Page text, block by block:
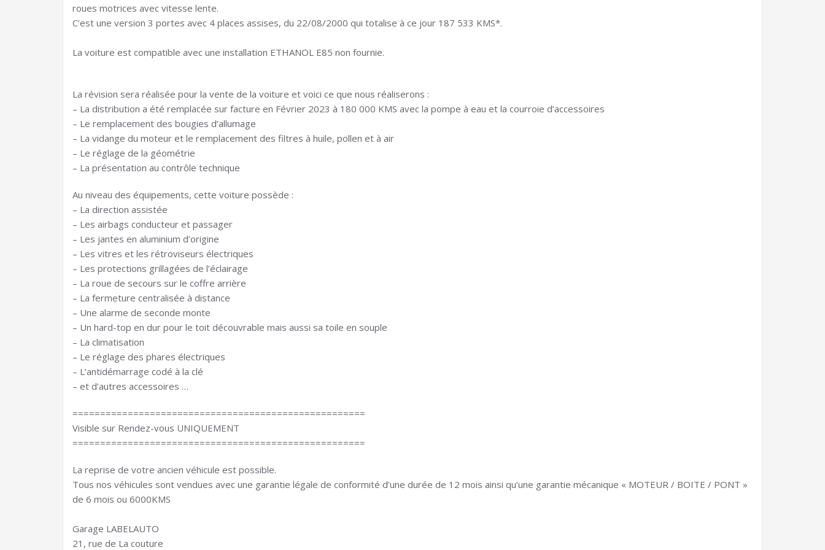
roues motrices avec vitesse lente.
C’est une version 3 portes avec 4 places assises, du 22/08/2000 qui totalise à ce jour 187 533 KMS*.
La voiture est compatible avec une installation ETHANOL E85 non fournie.
La révision sera réalisée pour la vente de la voiture et voici ce que nous réaliserons :
– La distribution a été remplacée sur facture en Février 2023 à 180 000 KMS avec la pompe à eau et la courroie d’accessoires
– Le remplacement des bougies d’allumage
– La vidange du moteur et le remplacement des filtres à huile, pollen et à air
– Le réglage de la géométrie
– La présentation au contrôle technique
Au niveau des équipements, cette voiture possède :
– La direction assistée
– Les airbags conducteur et passager
– Les jantes en aluminium d’origine
– Les vitres et les rétroviseurs électriques
– Les protections grillagées de l’éclairage
– La roue de secours sur le coffre arrière
– La fermeture centralisée à distance
– Une alarme de seconde monte
– Un hard-top en dur pour le toit découvrable mais aussi sa toile en souple
– La climatisation
– Le réglage des phares électriques
– L’antidémarrage codé à la clé
– et d’autres accessoires …
=====================================================
Visible sur Rendez-vous UNIQUEMENT
=====================================================
La reprise de votre ancien véhicule est possible.
Tous nos véhicules sont vendues avec une garantie légale de conformité d’une durée de 12 mois ainsi qu’une garantie mécanique « MOTEUR / BOITE / PONT »
de 6 mois ou 6000KMS
Garage LABELAUTO
21, rue de La couture